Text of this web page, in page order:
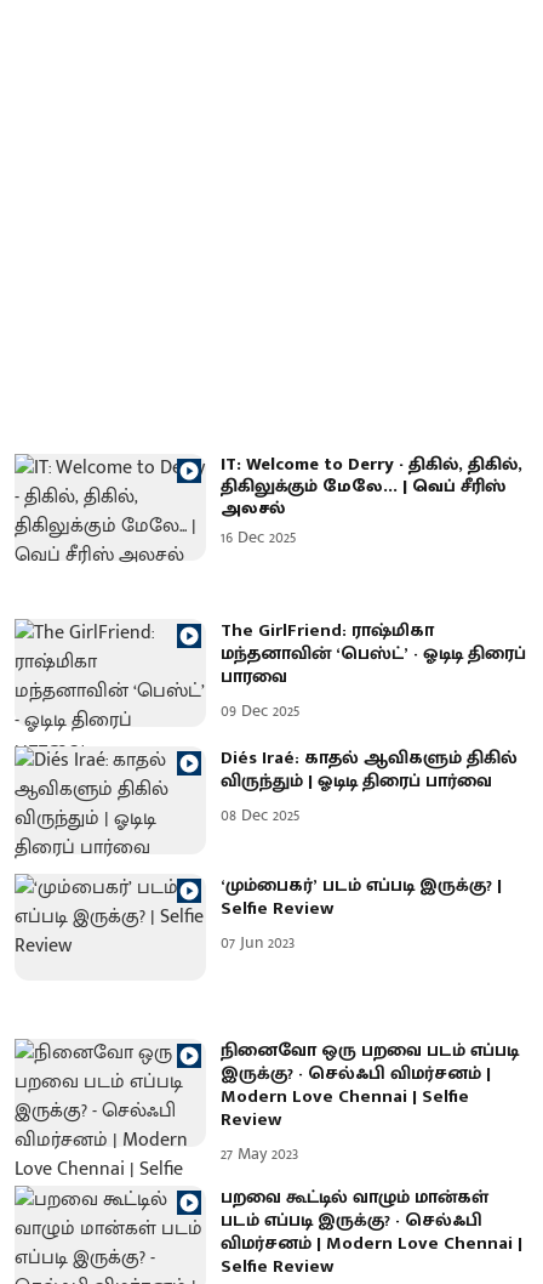
IT: Welcome to Derry - திகில், திகில்,
திகிலுக்கும் மேலே... | வெப் சீரிஸ்
அலசல்
16 Dec 2025
The GirlFriend: ராஷ்மிகா
மந்தனாவின் ‘பெஸ்ட்’ - ஓடிடி திரைப்
பாரவை
09 Dec 2025
Diés Iraé: காதல் ஆவிகளும் திகில்
விருந்தும் | ஓடிடி திரைப் பார்வை
08 Dec 2025
‘மும்பைகர்’ படம் எப்படி இருக்கு? |
Selfie Review
07 Jun 2023
நினைவோ ஒரு பறவை படம் எப்படி
இருக்கு? - செல்ஃபி விமர்சனம் |
Modern Love Chennai | Selfie
Review
27 May 2023
பறவை கூட்டில் வாழும் மான்கள்
படம் எப்படி இருக்கு? - செல்ஃபி
விமர்சனம் | Modern Love Chennai |
Selfie Review